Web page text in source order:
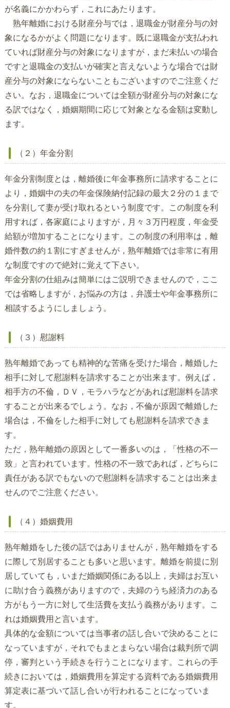
が名義にかかわらず，これにあたります。
熟年離婚における財産分与では，退職金が財産分与の対
象になるかがよく問題になります。既に退職金が支払われ
ていれば財産分与の対象になりますが，まだ未払いの場合
ですと退職金の支払いが確実と言えないような場合では財
産分与の対象にならないこともございますのでご注意くだ
さい。なお，退職金については全額が財産分与の対象にな
る訳ではなく，婚姻期間に応じて対象となる金額は変動し
ます。
（２）年金分割
年金分割制度とは，離婚後に年金事務所に請求することに
より，婚姻中の夫の年金保険納付記録の最大２分の１まで
を分割して妻が受け取れるという制度です。この制度を利
用すれば，各家庭によりますが，月々３万円程度，年金受
給額が増加することになります。この制度の利用率は，離
婚件数の約１割にすぎませんが，熟年離婚では非常に有用
な制度ですので絶対に覚えて下さい。
年金分割の仕組みは簡単にはご説明できませんので，ここ
では省略しますが，お悩みの方は，弁護士や年金事務所に
相談するようにしましょう。
（３）慰謝料
熟年離婚であっても精神的な苦痛を受けた場合，離婚した
相手に対して慰謝料を請求することが出来ます。例えば，
相手方の不倫，ＤＶ，モラハラなどがあれば慰謝料を請求
することが出来るでしょう。なお，不倫が原因で離婚した
場合は，不倫をした相手に対しても慰謝料を請求できま
す。
ただ，熟年離婚の原因として一番多いのは，「性格の不一
致」と言われています。性格の不一致であれば，どちらに
責任がある訳でもないので慰謝料を請求することは出来ま
せんのでご注意ください。
（４）婚姻費用
熟年離婚をした後の話ではありませんが，熟年離婚をする
に際して別居することも多いと思います。離婚を前提に別
居していても，いまだ婚姻関係にある以上，夫婦はお互い
に助け合う義務がありますので，夫婦のうち経済力のある
方がもう一方に対して生活費を支払う義務があります。こ
れは婚姻費用と言います。
具体的な金額については当事者の話し合いで決めることに
なっていますが，それでもまとまらない場合は裁判所で調
停，審判という手続きを行うことになります。これらの手
続きにおいては，婚姻費用を算定する資料である婚姻費用
算定表に基づいて話し合いが行われることになっていま
す。